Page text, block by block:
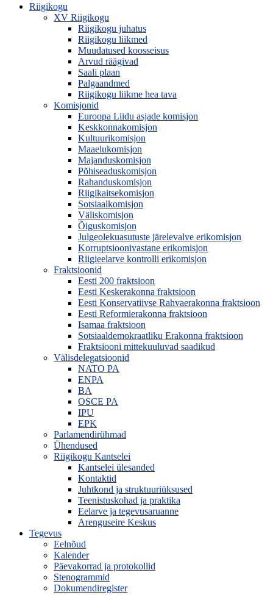
Riigikogu
XV Riigikogu
Riigikogu juhatus
Riigikogu liikmed
Muudatused koosseisus
Arvud räägivad
Saali plaan
Palgaandmed
Riigikogu liikme hea tava
Komisjonid
Euroopa Liidu asjade komisjon
Keskkonnakomisjon
Kultuurikomisjon
Maaelukomisjon
Majanduskomisjon
Põhiseaduskomisjon
Rahanduskomisjon
Riigikaitsekomisjon
Sotsiaalkomisjon
Väliskomisjon
Õiguskomisjon
Julgeolekuasutuste järelevalve erikomisjon
Korruptsioonivastane erikomisjon
Riigieelarve kontrolli erikomisjon
Fraktsioonid
Eesti 200 fraktsioon
Eesti Keskerakonna fraktsioon
Eesti Konservatiivse Rahvaerakonna fraktsioon
Eesti Reformierakonna fraktsioon
Isamaa fraktsioon
Sotsiaaldemokraatliku Erakonna fraktsioon
Fraktsiooni mittekuuluvad saadikud
Välisdelegatsioonid
NATO PA
ENPA
BA
OSCE PA
IPU
EPK
Parlamendirühmad
Ühendused
Riigikogu Kantselei
Kantselei ülesanded
Kontaktid
Juhtkond ja struktuuriüksused
Teenistuskohad ja praktika
Eelarve ja tegevusaruanne
Arenguseire Keskus
Tegevus
Eelnõud
Kalender
Päevakorrad ja protokollid
Stenogrammid
Dokumendiregister